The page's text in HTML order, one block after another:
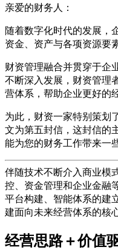
亲爱的财务人：
随着数字化时代的发展，
资金、资产与各项资源要
财资管理融合并贯穿于企
不断深入发展，财资管理
营体系，帮助企业更好的
为此，财资一家特别策划
文为第五封信，这封信的
能为您的财务工作带来一
伴随技术不断介入商业模
控、资金管理和企业金融
平台构建、智能体系的建
建面向未来经营体系的核心
经营思路＋价值